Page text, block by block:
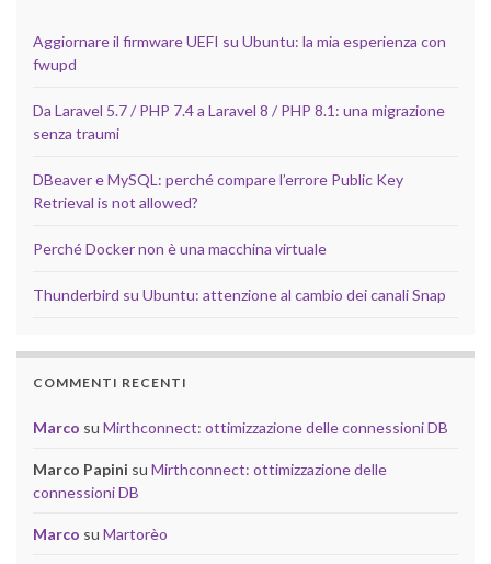
Aggiornare il firmware UEFI su Ubuntu: la mia esperienza con
fwupd
Da Laravel 5.7 / PHP 7.4 a Laravel 8 / PHP 8.1: una migrazione
senza traumi
DBeaver e MySQL: perché compare l’errore Public Key
Retrieval is not allowed?
Perché Docker non è una macchina virtuale
Thunderbird su Ubuntu: attenzione al cambio dei canali Snap
COMMENTI RECENTI
Marco su Mirthconnect: ottimizzazione delle connessioni DB
Marco Papini su Mirthconnect: ottimizzazione delle
connessioni DB
Marco su Martorèo